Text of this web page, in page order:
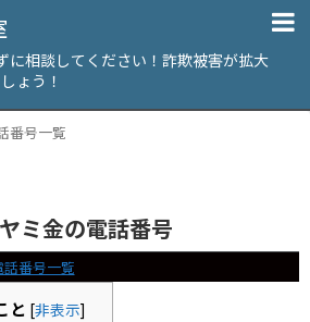
に相談してください！詐欺被害が拡大
ょう！
番号一覧
ミ金の電話番号
話番号一覧
と [非表示]